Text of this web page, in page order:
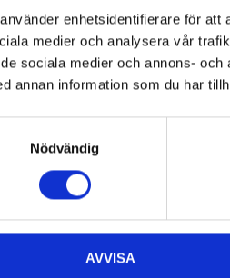
enhetsidentifierare för att
medier och analysera vår
sociala medier och annons-
annan information som du har
Nödvändig
AVVISA